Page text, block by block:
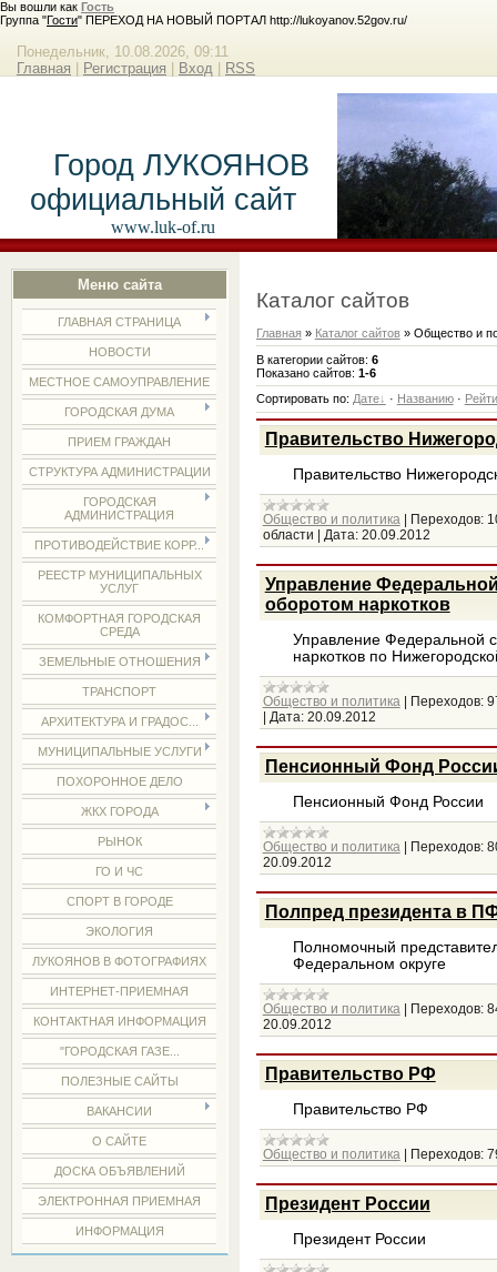
Вы вошли как Гость
Группа "Гости" ПЕРЕХОД НА НОВЫЙ ПОРТАЛ http://lukoyanov.52gov.ru/
Понедельник, 10.08.2026, 09:11
Главная
Регистрация Вход RSS
Город ЛУКОЯНОВ
официальный сайт
www.luk-of.ru
Меню сайта
ГЛАВНАЯ СТРАНИЦА
НОВОСТИ
МЕСТНОЕ САМОУПРАВЛЕНИЕ
ГОРОДСКАЯ ДУМА
ПРИЕМ ГРАЖДАН
СТРУКТУРА АДМИНИСТРАЦИИ
ГОРОДСКАЯ
АДМИНИСТРАЦИЯ
ПРОТИВОДЕЙСТВИЕ КОРР...
РЕЕСТР МУНИЦИПАЛЬНЫХ
УСЛУГ
КОМФОРТНАЯ ГОРОДСКАЯ
СРЕДА
ЗЕМЕЛЬНЫЕ ОТНОШЕНИЯ
ТРАНСПОРТ
АРХИТЕКТУРА И ГРАДОС...
МУНИЦИПАЛЬНЫЕ УСЛУГИ
ПОХОРОННОЕ ДЕЛО
ЖКХ ГОРОДА
РЫНОК
ГО И ЧС
СПОРТ В ГОРОДЕ
ЭКОЛОГИЯ
ЛУКОЯНОВ В ФОТОГРАФИЯХ
ИНТЕРНЕТ-ПРИЕМНАЯ
КОНТАКТНАЯ ИНФОРМАЦИЯ
"ГОРОДСКАЯ ГАЗЕ...
ПОЛЕЗНЫЕ САЙТЫ
ВАКАНСИИ
О САЙТЕ
ДОСКА ОБЪЯВЛЕНИЙ
ЭЛЕКТРОННАЯ ПРИЕМНАЯ
ИНФОРМАЦИЯ
Каталог сайтов
Главная » Каталог сайтов» Общество и
В категории сайтов: 6
Показано сайтов: 1-6
Сортировать по: Дате · Названию·
Правительство
Правительство
Общество и политика| Переходов:
области
Дата: 20.09.2012
Управление
оборотом наркотков
Управление Федеральной
наркотков по
Общество и политика| Переходов:
Дата: 20.09.2012
Пенсионный Фонд
Пенсионный Фонд России
Общество и политика| Переходов:
20.09.2012
Полпред президента в
Полномочный
Федеральном округе
Общество и политика| Переходов:
20.09.2012
Правительство РФ
Правительство РФ
Общество и политика| Переходов:
Президент России
Президент России